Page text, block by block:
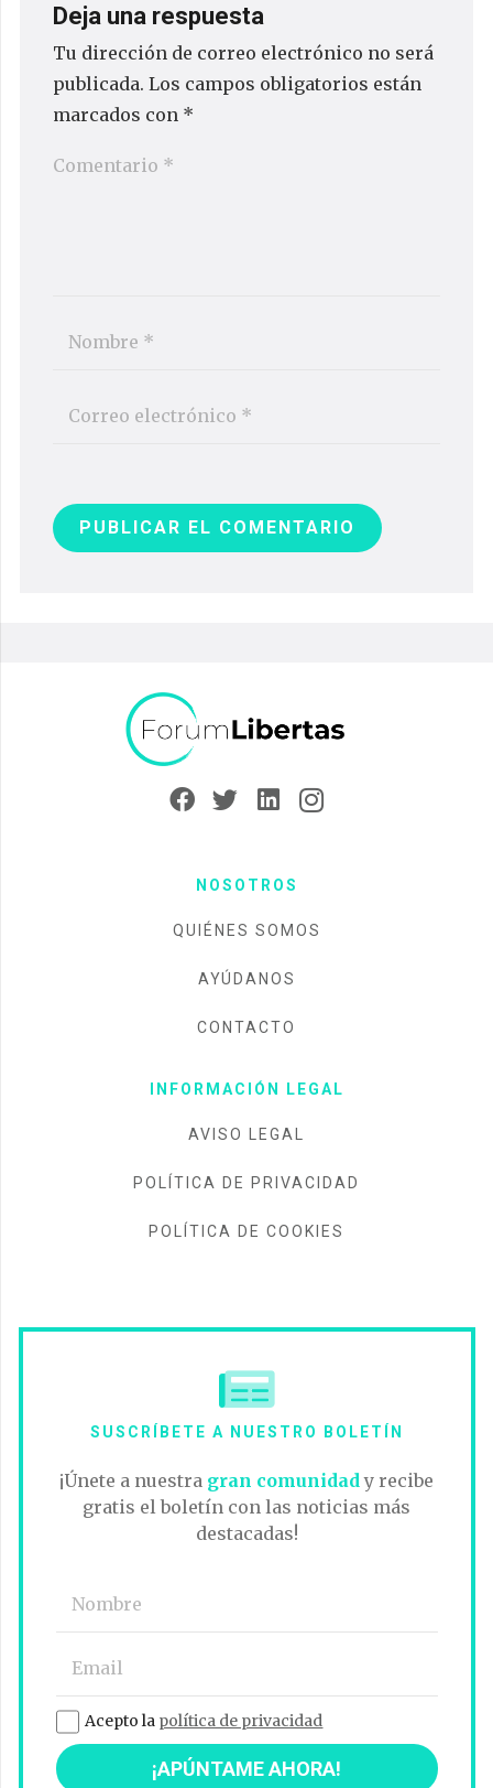
Deja una respuesta
Tu dirección de correo electrónico no será
publicada. Los campos obligatorios están
marcados con *
PUBLICAR EL COMENTARIO
NOSOTROS
QUIÉNES SOMOS
AYÚDANOS
CONTACTO
INFORMACIÓN LEGAL
AVISO LEGAL
POLÍTICA DE PRIVACIDAD
POLÍTICA DE COOKIES
SUSCRÍBETE A NUESTRO BOLETÍN
¡Únete a nuestra gran comunidady recibe
gratis el boletín con las noticias más
destacadas!
Acepto la política de privacidad